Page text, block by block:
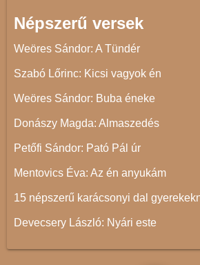
Népszerű versek
Weöres Sándor: A Tündér
Szabó Lőrinc: Kicsi vagyok én
Weöres Sándor: Buba éneke
Donászy Magda: Almaszedés
Petőfi Sándor: Pató Pál úr
Mentovics Éva: Az én anyukám
15 népszerű karácsonyi dal
Devecsery László: Nyári este